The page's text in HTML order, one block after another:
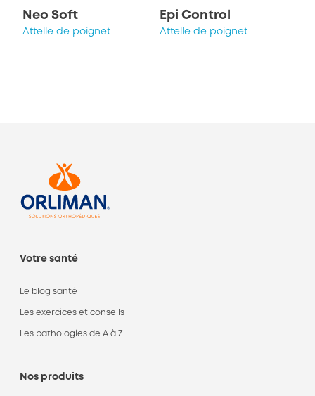
Neo Soft
Attelle de poignet
Epi Control
Attelle de poignet
Votre santé
Le blog santé
Les exercices et conseils
Les pathologies de A à Z
Nos produits